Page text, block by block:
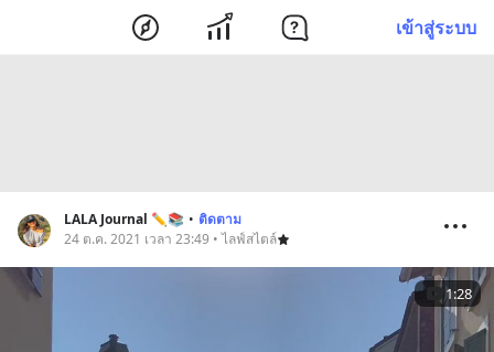
เข้าสู่ระบบ
LALA Journal ✏️📚 • ติดตาม
24 ต.ค. 2021 เวลา 23:49 • ไลฟ์สไตล์
1:28